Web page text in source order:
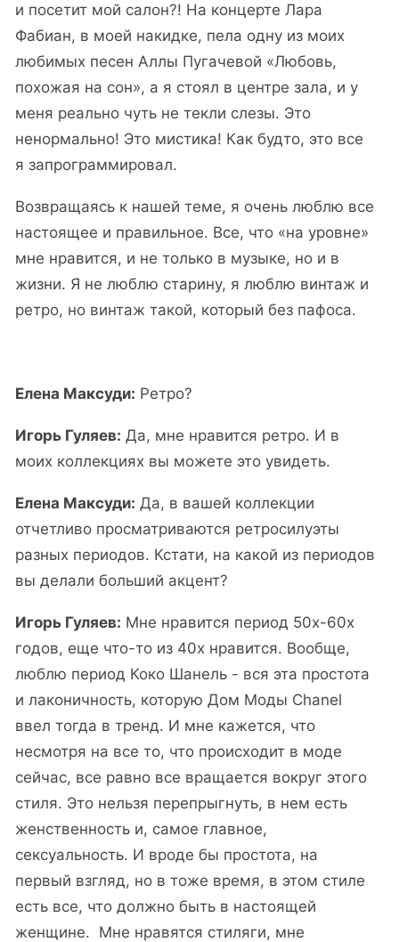
и посетит мой салон?! На концерте Лара
Фабиан, в моей накидке, пела одну из моих
любимых песен Аллы Пугачевой «Любовь,
похожая на сон», а я стоял в центре зала, и у
меня реально чуть не текли слезы. Это
ненормально! Это мистика! Как будто, это все
я запрограммировал.
Возвращаясь к нашей теме, я очень люблю все
настоящее и правильное. Все, что «на уровне»
мне нравится, и не только в музыке, но и в
жизни. Я не люблю старину, я люблю винтаж и
ретро, но винтаж такой, который без пафоса.
Елена Максуди: Ретро?
Игорь Гуляев: Да, мне нравится ретро. И в
моих коллекциях вы можете это увидеть.
Елена Максуди: Да, в вашей коллекции
отчетливо просматриваются ретросилуэты
разных периодов. Кстати, на какой из периодов
вы делали больший акцент?
Игорь Гуляев: Мне нравится период 50х-60х
годов, еще что-то из 40х нравится. Вообще,
люблю период Коко Шанель - вся эта простота
и лаконичность, которую Дом Моды Chanel
ввел тогда в тренд. И мне кажется, что
несмотря на все то, что происходит в моде
сейчас, все равно все вращается вокруг этого
стиля. Это нельзя перепрыгнуть, в нем есть
женственность и, самое главное,
сексуальность. И вроде бы простота, на
первый взгляд, но в тоже время, в этом стиле
есть все, что должно быть в настоящей
женщине. Мне нравятся стиляги, мне